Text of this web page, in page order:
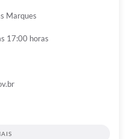
Marques
17:00 horas